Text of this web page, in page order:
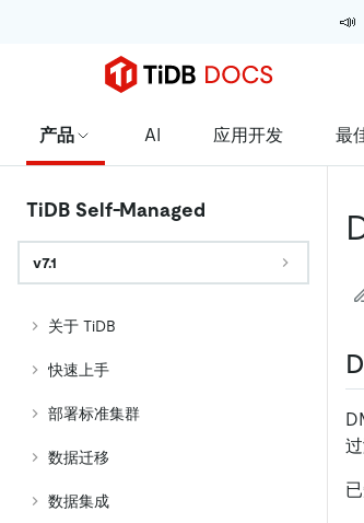
📣
产品 AI 应用开发 最
TiDB Self-Managed
v7.1
关于 TiDB
快速上手
部署标准集群
数据迁移
数据集成